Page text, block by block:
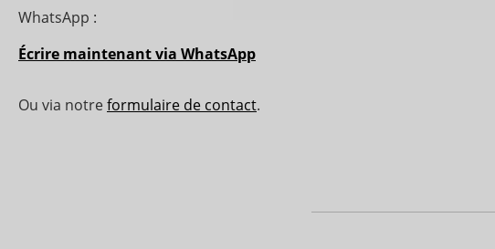
WhatsApp :
Écrire maintenant via WhatsApp
Ou via notre formulaire de contact.